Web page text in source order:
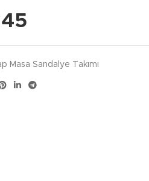
Masa Sandalye Takımı